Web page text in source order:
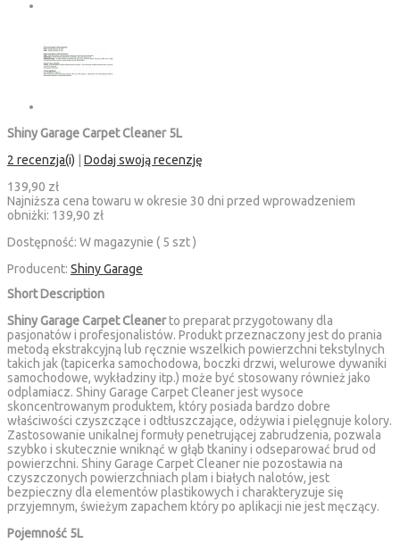
Shiny Garage Carpet Cleaner 5L
2 recenzja(i)
Dodaj swoją recenzję
139,90 zł
Najniższa cena towaru w okresie 30 dni przed wprowadzeniem
obniżki: 139,90 zł
Dostępność: W magazynie ( 5 szt )
Producent: Shiny Garage
Short Description
Shiny Garage Carpet Cleanerto preparat przygotowany dla
pasjonatów i profesjonalistów. Produkt przeznaczony jest do prania
metodą ekstrakcyjną lub ręcznie wszelkich powierzchni tekstylnych
takich jak (tapicerka samochodowa, boczki drzwi, welurowe dywaniki
samochodowe, wykładziny itp.) może być stosowany również jako
odplamiacz. Shiny Garage Carpet Cleaner jest wysoce
skoncentrowanym produktem, który posiada bardzo dobre
właściwości czyszczące i odtłuszczające, odżywia i pielęgnuje kolory.
Zastosowanie unikalnej formuły penetrującej zabrudzenia, pozwala
szybko i skutecznie wniknąć w głąb tkaniny i odseparować brud od
powierzchni. Shiny Garage Carpet Cleaner nie pozostawia na
czyszczonych powierzchniach plam i białych nalotów, jest
bezpieczny dla elementów plastikowych i charakteryzuje się
przyjemnym, świeżym zapachem który po aplikacji nie jest męczący.
Pojemność 5L